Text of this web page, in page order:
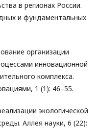
в регионах России.
и фундаментальных
организации
инновационной
комплекса.
1 (1): 46–55.
экологической
Аллея науки, 6 (22):